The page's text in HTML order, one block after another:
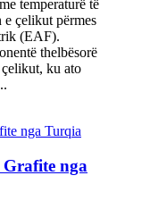
temperaturë të
e çelikut përmes
(EAF).
thelbësorë
ku ato
nga